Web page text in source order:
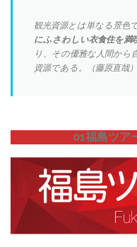
日程会場 エクスカ
観光資源とは単なる景色
にふさわしい衣食住を満
り、その優雅な人間から
資源である。（藤原直哉）
01福島ツア